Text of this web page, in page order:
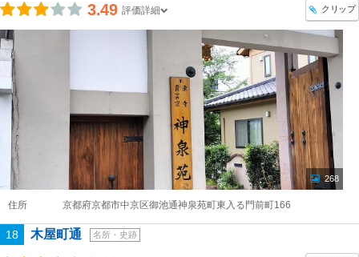
3.49 評価詳細 クリップ
268
住所 京都府京都市中京区御池通神泉苑町東入る門前町166
18 木屋町通 名所・史跡